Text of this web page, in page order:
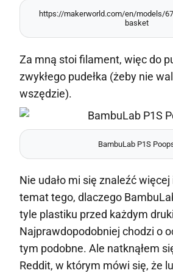
https://makerworld.com/en/models/
basket
Za mną stoi filament, więc do
zwykłego pudełka (żeby nie
wszędzie).
BambuLab P1S
Nie udało mi się znaleźć
temat tego, dlaczego
tyle plastiku przed każdym
Najprawdopodobniej chodzi o
tym podobne. Ale natknąłem
Reddit, w którym mówi się, że